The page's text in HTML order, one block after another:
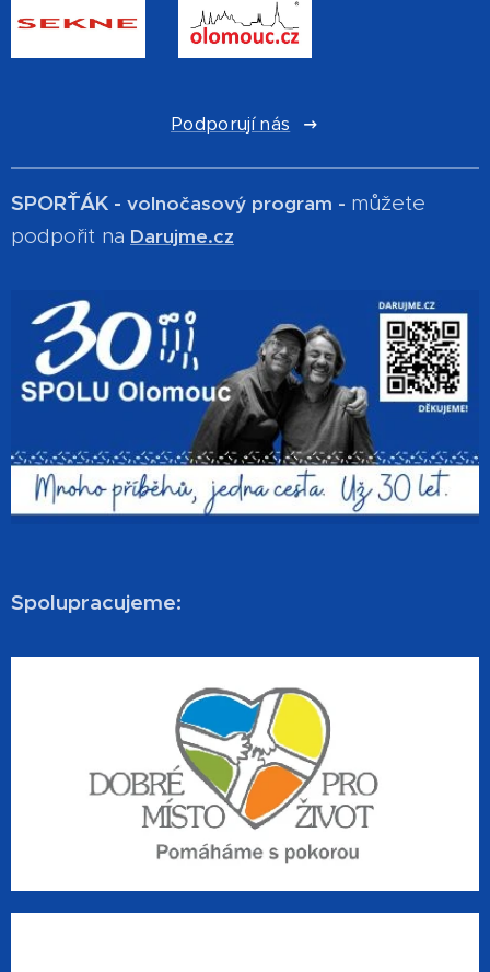
Podporují nás
SPOR´ŤÁK - volnočasový program - můžete
podpořit na Darujme.cz
Spolupracujeme: